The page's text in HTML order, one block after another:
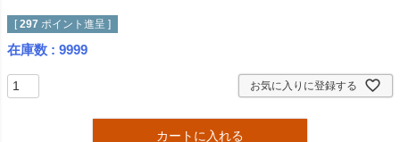
[ 297 ポイント進呈 ]
在庫数 9999
お気に入りに登録する
カートに入れる